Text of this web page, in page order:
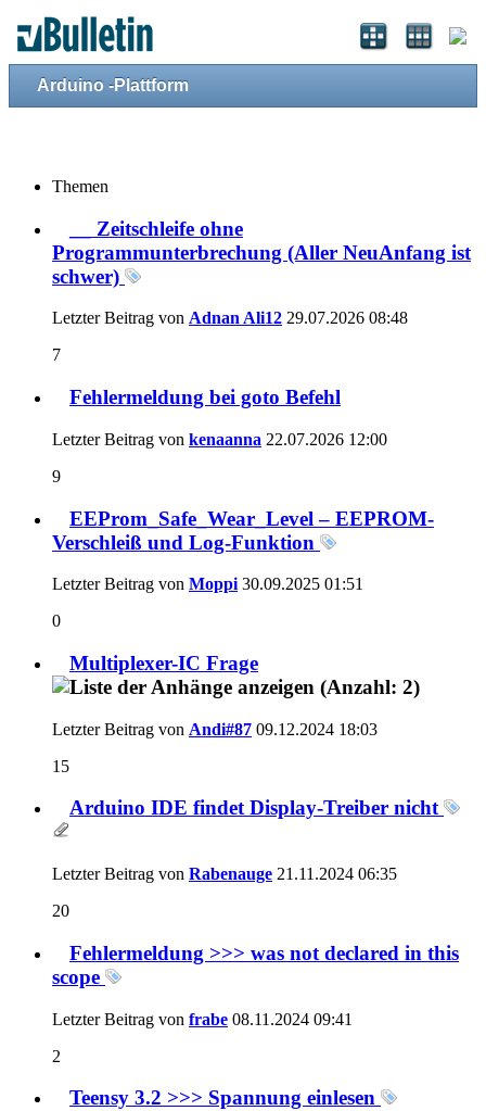
Arduino -Plattform
Themen
__ Zeitschleife ohne
Programmunterbrechung (Aller NeuAnfang ist
schwer)
Letzter Beitrag von Adnan Ali12 29.07.2026 08:48
7
Fehlermeldung bei goto Befehl
Letzter Beitrag von kenaanna 22.07.2026 12:00
9
EEProm_Safe_Wear_Level – EEPROM-
Verschleiß und Log-Funktion
Letzter Beitrag von Moppi 30.09.2025 01:51
0
Multiplexer-IC Frage
Letzter Beitrag von Andi#87 09.12.2024 18:03
15
Arduino IDE findet Display-Treiber nicht
Letzter Beitrag von Rabenauge 21.11.2024 06:35
20
Fehlermeldung >>> was not declared in this
scope
Letzter Beitrag von frabe 08.11.2024 09:41
2
Teensy 3.2 >>> Spannung einlesen